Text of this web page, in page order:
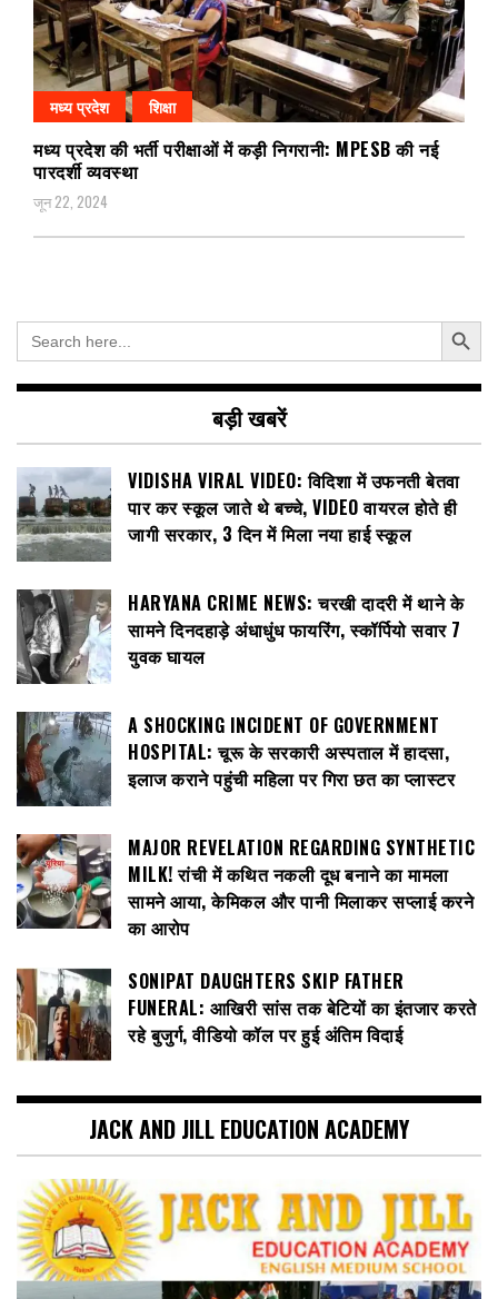
मध्य प्रदेश शिक्षा
मध्य प्रदेश की भर्ती परीक्षाओं में कड़ी निगरानी: MPESB की नई
पारदर्शी व्यवस्था
जून 22, 2024
Search
for:
Search Button
बड़ी खबरें
VIDISHA VIRAL VIDEO: विदिशा में उफनती बेतवा
पार कर स्कूल जाते थे बच्चे, VIDEO वायरल होते ही
जागी सरकार, 3 दिन में मिला नया हाई स्कूल
HARYANA CRIME NEWS: चरखी दादरी में थाने के
सामने दिनदहाड़े अंधाधुंध फायरिंग, स्कॉर्पियो सवार 7
युवक घायल
A SHOCKING INCIDENT OF GOVERNMENT
HOSPITAL: चूरू के सरकारी अस्पताल में हादसा,
इलाज कराने पहुंची महिला पर गिरा छत का प्लास्टर
MAJOR REVELATION REGARDING SYNTHETIC
MILK! रांची में कथित नकली दूध बनाने का मामला
सामने आया, केमिकल और पानी मिलाकर सप्लाई करने
का आरोप
SONIPAT DAUGHTERS SKIP FATHER
FUNERAL: आखिरी सांस तक बेटियों का इंतजार करते
रहे बुजुर्ग, वीडियो कॉल पर हुई अंतिम विदाई
JACK AND JILL EDUCATION ACADEMY